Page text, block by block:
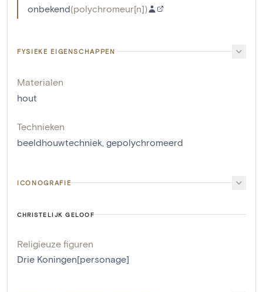
onbekend(polychromeur[n])
FYSIEKE EIGENSCHAPPEN
Materialen
hout
Technieken
beeldhouwtechniek gepolychromeerd
ICONOGRAFIE
CHRISTELIJK GELOOF
Religieuze figuren
Drie Koningen[personage]